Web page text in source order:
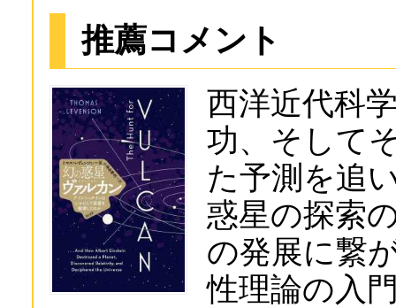
推薦コメント
西洋近代科
功、そして
た予測を追
惑星の探索
の発展に繋
性理論の入